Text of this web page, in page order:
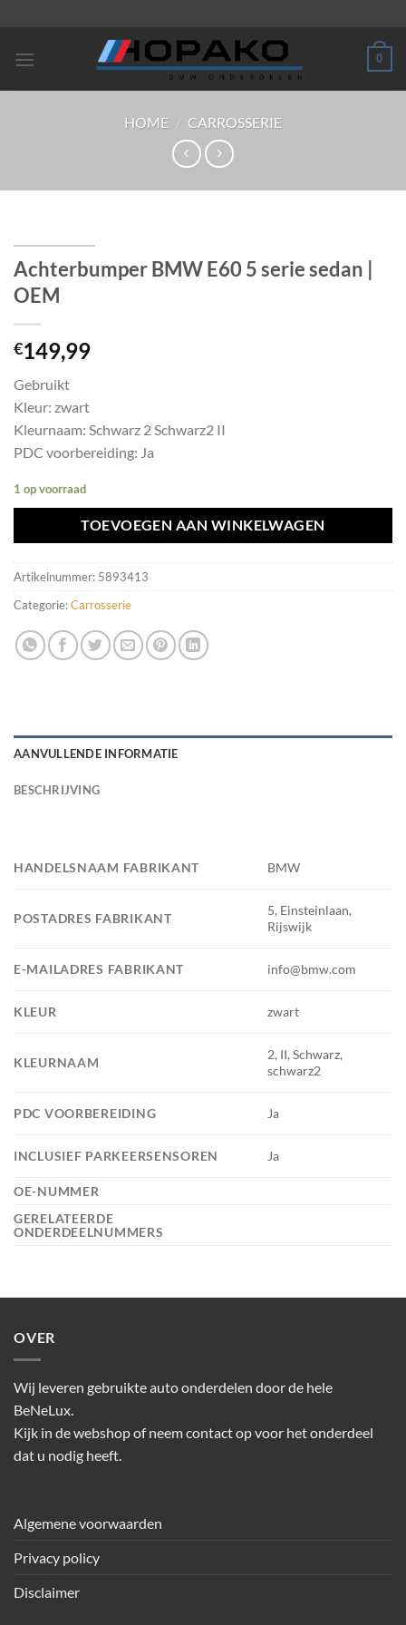
inhoud
0
HOME / CARROSSERIE
Achterbumper BMW E60 5 serie sedan |
OEM
€149,99
Gebruikt
Kleur: zwart
Kleurnaam: Schwarz 2 Schwarz2 II
PDC voorbereiding: Ja
1 op voorraad
TOEVOEGEN AAN WINKELWAGEN
Artikelnummer: 5893413
Categorie:Carrosserie
AANVULLENDE INFORMATIE
BESCHRIJVING
HANDELSNAAM FABRIKANT BMW
POSTADRES FABRIKANT
5, Einsteinlaan,
Rijswijk
E-MAILADRES FABRIKANT info@bmw.com
KLEUR zwart
KLEURNAAM
2, II, Schwarz,
schwarz2
PDC VOORBEREIDING Ja
INCLUSIEF PARKEERSENSOREN Ja
OE-NUMMER
GERELATEERDE
ONDERDEELNUMMERS
OVER
Wij leveren gebruikte auto onderdelen door de hele
BeNeLux.
Kijk in de webshop of neem contact op voor het onderdeel
dat u nodig heeft.
Algemene voorwaarden
Privacy policy
Disclaimer